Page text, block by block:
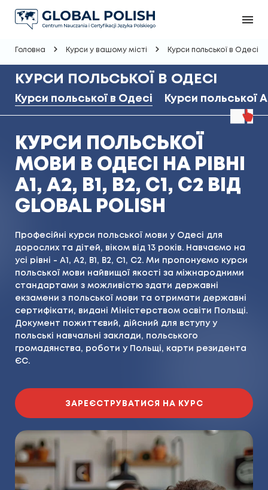
Головна Курси у вашому місті Курси польської в Одесі
КУРСИ ПОЛЬСЬКОЇ В ОДЕСІ
Курси польської в Одесі Курси польської
КУРСИ ПОЛЬСЬКОЇ
МОВИ В ОДЕСІ НА РІВНІ
А1, А2, В1, В2, С1, С2 ВІД
GLOBAL POLISH
Професійні курси польської мови у Одесі для
дорослих та дітей, віком від 13 років. Навчаємо на
усі рівні - А1, А2, В1, В2, С1, С2. Ми пропонуємо курси
польської мови найвищої якості за міжнародними
стандартами з можливістю здати державні
екзамени з польської мови та отримати державні
сертифікати, видані Міністерством освіти Польщі.
Документ пожиттєвий, дійсний для вступу у
польські навчальні заклади, польського
громадянства, роботи у Польщі, карти резидента
ЄС.
ЗАРЕЄСТРУВАТИСЯ НА КУРС